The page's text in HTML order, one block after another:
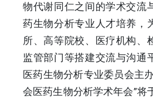
物代谢同仁之间的学术交流
药生物分析专业人才培养，
所、高等院校、医疗机构、
监管部门等搭建交流与沟通
医药生物分析专业委员会主
会医药生物分析学术年会”将